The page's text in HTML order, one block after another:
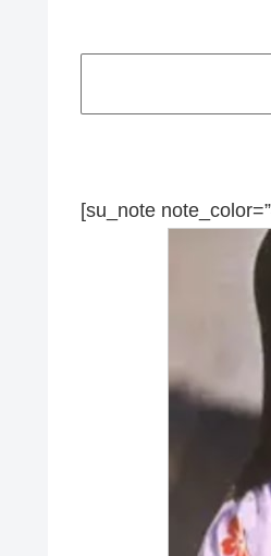
[su_note